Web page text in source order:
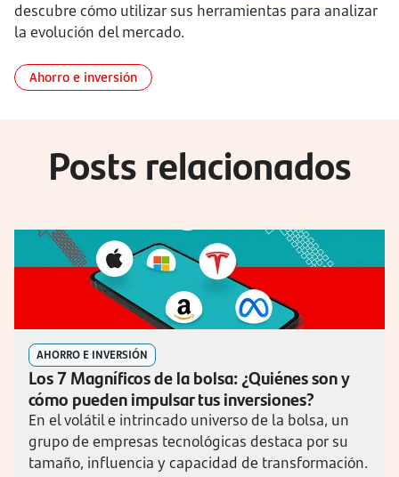
descubre cómo utilizar sus herramientas para analizar
la evolución del mercado.
Ahorro e inversión
Posts relacionados
AHORRO E INVERSIÓN
Los 7 Magníficos de la bolsa: ¿Quiénes son y
cómo pueden impulsar tus inversiones?
En el volátil e intrincado universo de la bolsa, un
grupo de empresas tecnológicas destaca por su
tamaño, influencia y capacidad de transformación.